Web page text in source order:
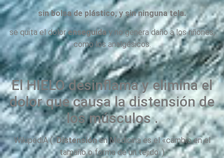
sin bolsa de plástico, y sin ninguna tela.
se quita el dolorenseguiday no genera daño a los riñones,
como los analgésicos.
El HIELO desinflama y elimina el
dolor que causa la distensión de
los músculos .
WikipediA (Distensiónen Medicina es el «cambio en el
tamaño o forma de un tejido. )